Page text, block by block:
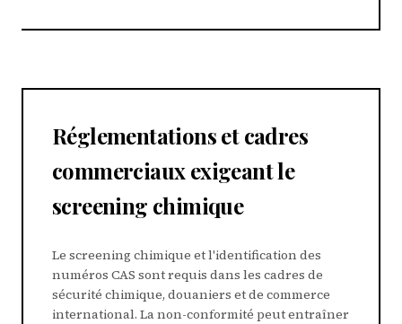
Réglementations et cadres
commerciaux exigeant le
screening chimique
Le screening chimique et l'identification des
numéros CAS sont requis dans les cadres de
sécurité chimique, douaniers et de commerce
international. La non-conformité peut entraîner